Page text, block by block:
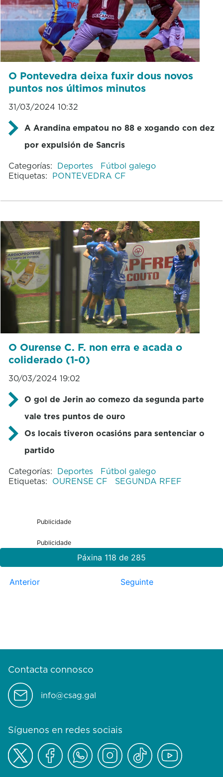
O Pontevedra deixa fuxir dous novos
puntos nos últimos minutos
31/03/2024 10:32
A Arandina empatou no 88 e xogando con dez
por expulsión de Sancris
Categorías: Deportes
Fútbol galego
Etiquetas: PONTEVEDRA CF
O Ourense C. F. non erra e acada o
coliderado (1-0)
30/03/2024 19:02
O gol de Jerin ao comezo da segunda parte
vale tres puntos de ouro
Os locais tiveron ocasións para sentenciar o
partido
Categorías: Deportes
Fútbol galego
Etiquetas: OURENSE CF SEGUNDA RFEF
Publicidade
Publicidade
Páxina 118 de 285
Anterior Seguinte
Contacta connosco
info@csag.gal
Síguenos en redes sociais